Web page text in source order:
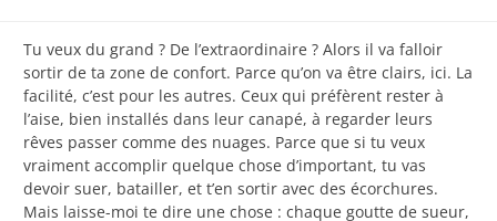
Tu veux du grand ? De l’extraordinaire ? Alors il va falloir
sortir de ta zone de confort. Parce qu’on va être clairs, ici. La
facilité, c’est pour les autres. Ceux qui préfèrent rester à
l’aise, bien installés dans leur canapé, à regarder leurs
rêves passer comme des nuages. Parce que si tu veux
vraiment accomplir quelque chose d’important, tu vas
devoir suer, batailler, et t’en sortir avec des écorchures.
Mais laisse-moi te dire une chose : chaque goutte de sueur,